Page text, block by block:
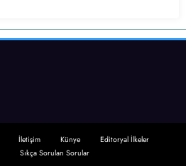
İletişim Künye
Editoryal İlkeler
Sıkça Sorulan Sorular